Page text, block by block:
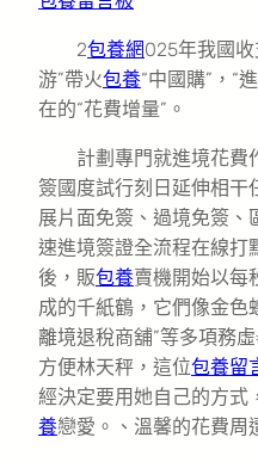
2包養網025年我國
游”帶火包養“中國購”，“
在的“花費增量”。
計劃專門就進境花費
簽國度試行刻日延伸相干
展片面免簽、過境免簽、
速進境簽證全流程在線打
後，販包養賣機開始以每
成的千紙鶴，它們像金色
離境退稅商舖”等多項務
方便林天秤，這位包養留
經決定要用她自己的方式
養戀愛。、溫馨的花費周